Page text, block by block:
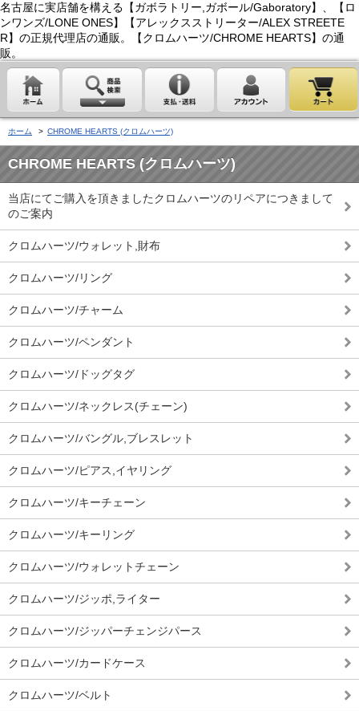
名古屋に実店舗を構える【ガボラトリー,ガボール/Gaboratory】、【ロ
ンワンズ/LONE ONES】【アレックスストリーター/ALEX STREETE
R】の正規代理店の通販。【クロムハーツ/CHROME HEARTS】の通
販。
ホーム > CHROME HEARTS (クロムハーツ)
CHROME HEARTS (クロムハーツ)
当店にてご購入を頂きましたクロムハーツのリペアにつきまして
のご案内
クロムハーツ/ウォレット,財布
クロムハーツ/リング
クロムハーツ/チャーム
クロムハーツ/ペンダント
クロムハーツ/ドッグタグ
クロムハーツ/ネックレス(チェーン)
クロムハーツ/バングル,ブレスレット
クロムハーツ/ピアス,イヤリング
クロムハーツ/キーチェーン
クロムハーツ/キーリング
クロムハーツ/ウォレットチェーン
クロムハーツ/ジッポ,ライター
クロムハーツ/ジッパーチェンジパース
クロムハーツ/カードケース
クロムハーツ/ベルト